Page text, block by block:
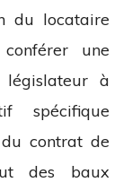
du locataire
une
à
spécifique
contrat de
des baux